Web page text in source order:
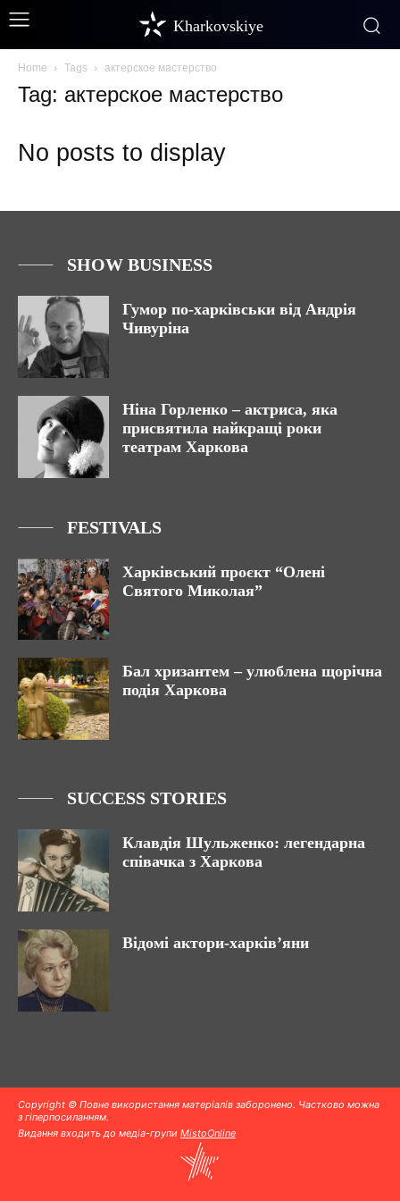
Kharkovskiye
Home Tags актерское мастерство
Tag: актерское мастерство
No posts to display
SHOW BUSINESS
Гумор по-харківськи від Андрія
Чивуріна
Ніна Горленко – актриса, яка
присвятила найкращі роки
театрам Харкова
FESTIVALS
Харківський проєкт “Олені
Святого Миколая”
Бал хризантем – улюблена щорічна
подія Харкова
SUCCESS STORIES
Клавдія Шульженко: легендарна
співачка з Харкова
Відомі актори-харків’яни
Copyright © Повне використання матеріалів заборонено. Частково можна
з гіперпосиланням.
Видання входить до медіа-групи MistoOnline